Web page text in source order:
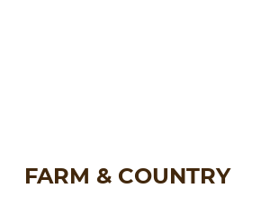
FARM & COUNTRY